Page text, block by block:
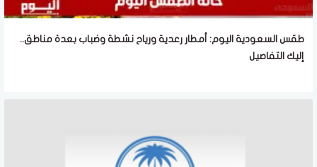
طقس السعودية اليوم: أمطار رعدية ورياح نشطة وضباب بعدة مناطق..
إليك التفاصيل